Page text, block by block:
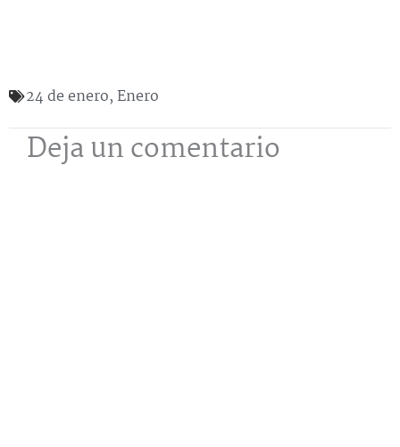
24 de enero,Enero
Deja un comentario